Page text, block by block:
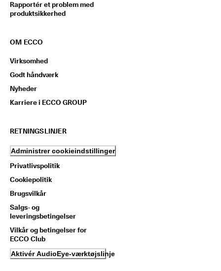
Rapportér et problem med
produktsikkerhed
OM ECCO
Virksomhed
Godt håndværk
Nyheder
Karriere i ECCO GROUP
RETNINGSLINJER
Administrer cookieindstillinger
Privatlivspolitik
Cookiepolitik
Brugsvilkår
Salgs- og
leveringsbetingelser
Vilkår og betingelser for
ECCO Club
Aktivér AudioEye-værktøjslinje